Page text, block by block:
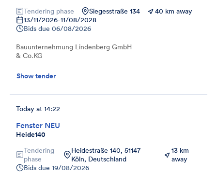
Tendering phase Siegesstraße 134
40 km away
13/11/2026-11/08/2028
Bids due 06/08/2026
Bauunternehmung Lindenberg GmbH
& Co.KG
Show tender
Fenster NEU
Heide140
Today at 14:22
Tendering
phase
Heidestraße 140, 51147
Köln, Deutschland
13 km
away
Bids due 19/08/2026